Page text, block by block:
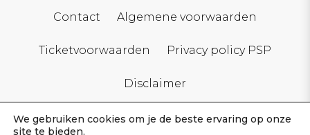
Contact Algemene voorwaarden
Ticketvoorwaarden Privacy policy PSP
Disclaimer
We gebruiken cookies om je de beste ervaring op onze
site te bieden.